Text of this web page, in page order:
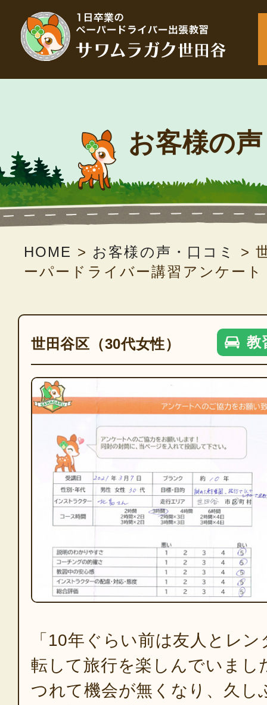
お客様の
HOME > お客様の声・口コミ >
ーパードライバー講習アンケート
世田谷区（30代女性） 教
「10年ぐらい前は友人とレ
転して旅行を楽しんでいまし
つれて機会が無くなり、久し